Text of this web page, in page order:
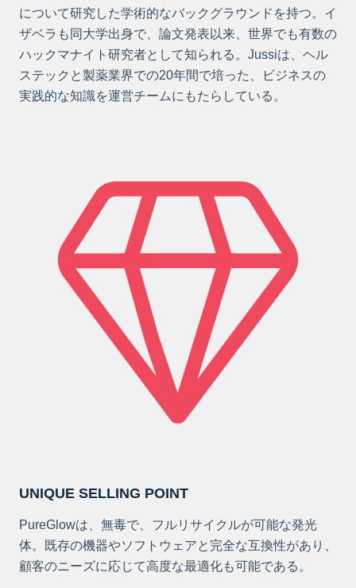
について研究した学術的なバックグラウンドを持つ。イ
ザベラも同大学出身で、論文発表以来、世界でも有数の
ハックマナイト研究者として知られる。Jussiは、ヘル
ステックと製薬業界での20年間で培った、ビジネスの
実践的な知識を運営チームにもたらしている。
UNIQUE SELLING POINT
PureGlowは、無毒で、フルリサイクルが可能な発光
体。既存の機器やソフトウェアと完全な互換性があり、
顧客のニーズに応じて高度な最適化も可能である。